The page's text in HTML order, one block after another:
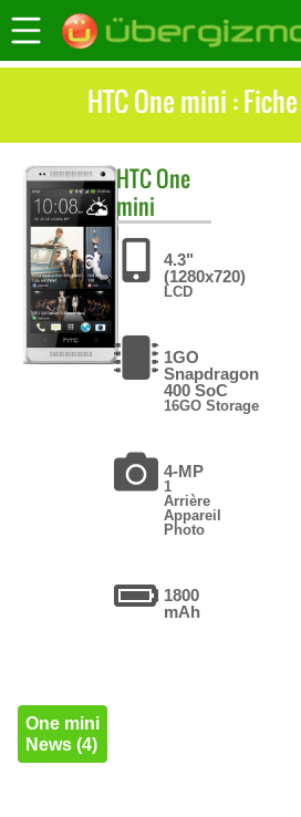
HTC One mini :
HTCOne
mini
4.3"
(1280x720)
LCD
1GO
Snapdragon
400 SoC
16GO Storage
4-MP
1
Arrière
Appareil
Photo
1800
mAh
One mini
News (4)